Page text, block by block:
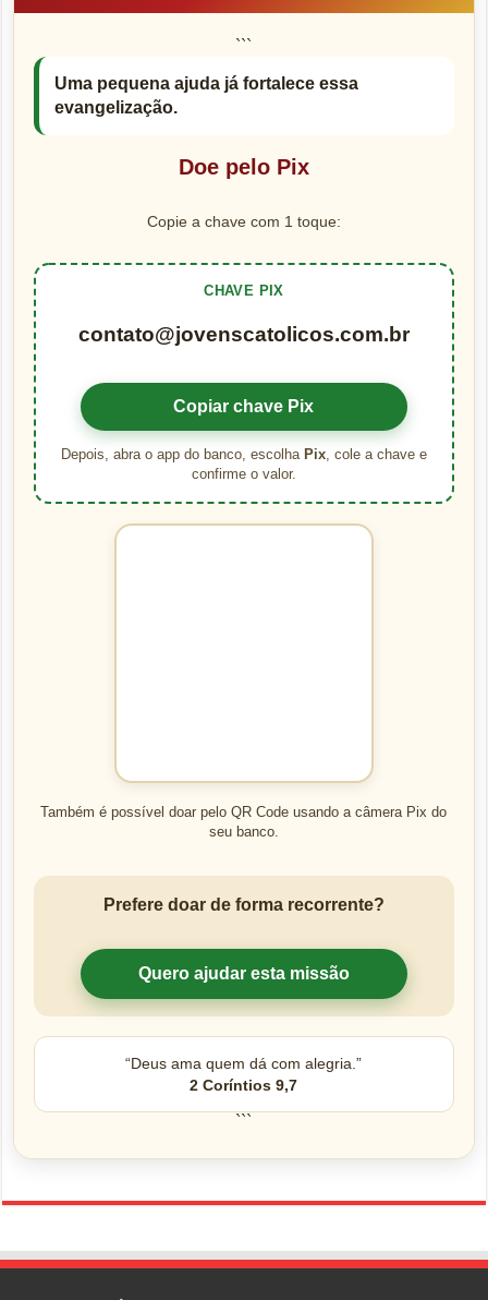
```
Uma pequena ajuda já fortalece essa
evangelização.
Doe pelo Pix
Copie a chave com 1 toque:
CHAVE PIX
contato@jovenscatolicos.com.br
Copiar chave Pix
Depois, abra o app do banco, escolha Pix, cole a chave e
confirme o valor.
Também é possível doar pelo QR Code usando a câmera Pix do
seu banco.
Prefere doar de forma recorrente?
Quero ajudar esta missão
“Deus ama quem dá com alegria.”
2 Coríntios 9,7
```